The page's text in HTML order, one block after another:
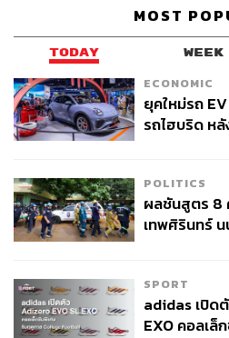
MOST
TODAY WEEK
ECONOMIC
ยุคใหม่รถ
รถไฮบริด ห
POLITICS
ผลชันสูตร 8
เทพศิรินทร์
SPORT
adidas เปิด
EXO คอลเล็